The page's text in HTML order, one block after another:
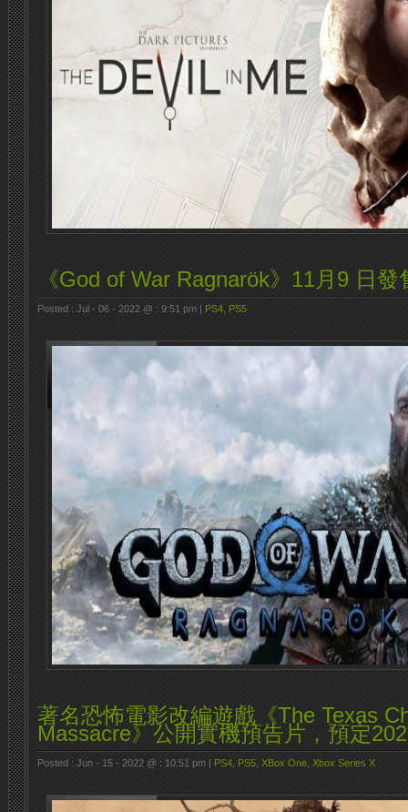
《God of War Ragnarök》11月9 日發
Posted : Jul - 06 - 2022 @ : 9:51 pm | PS4 PS5
著名恐怖電影改編遊戲《The Texas
Massacre》公開實機預告片，預定
Posted : Jun - 15 - 2022 @ : 10:51 pm | PS4 PS5 XBox One Xbox Series X